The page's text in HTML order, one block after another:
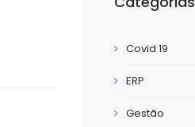
Covid 19
ERP
Gestão